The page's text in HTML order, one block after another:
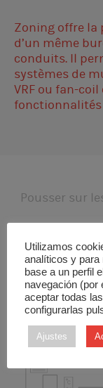
Zoning offre la
d’un même
conduits. Il
systèmes de
VRF ou fan-
fonctionnalités
Pousser sur
Utilizamos
analíticos y para
base a un perfil
navegación (por
aceptar todas
configurarlas
Ajustes